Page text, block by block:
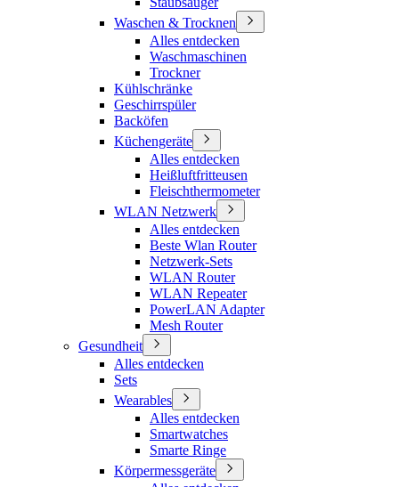
Waschen & Trocknen
Alles entdecken
Waschmaschinen
Trockner
Kühlschränke
Geschirrspüler
Backöfen
Küchengeräte
Alles entdecken
Heißluftfritteusen
Fleischthermometer
WLAN Netzwerk
Alles entdecken
Beste Wlan Router
Netzwerk-Sets
WLAN Router
WLAN Repeater
PowerLAN Adapter
Mesh Router
Gesundheit
Alles entdecken
Sets
Wearables
Alles entdecken
Smartwatches
Smarte Ringe
Körpermessgeräte